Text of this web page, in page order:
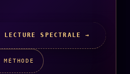
TRILOGIE + 2
LECTURE SPECTRALE →